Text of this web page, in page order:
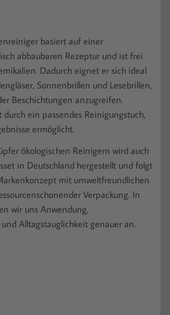
basiert auf einer
abbaubaren Rezeptur und ist frei
Dadurch eignet er sich ideal
Sonnenbrillen und Lesebrillen,
Beschichtungen anzugreifen.
durch ein passendes Reinigungstuch,
ermöglicht.
ökologischen Reinigern wird auch
in Deutschland hergestellt und folgt
mit umweltfreundlichen
Verpackung. In
wir uns Anwendung,
Alltagstauglichkeit genauer an.